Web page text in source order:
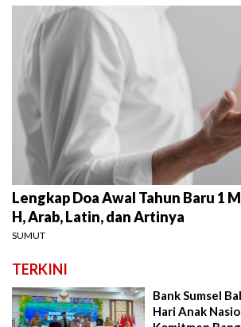
Lengkap Doa Awal Tahun Baru 1
H, Arab, Latin, dan Artinya
SUMUT
TERKINI
Bank Sumsel
Hari Anak